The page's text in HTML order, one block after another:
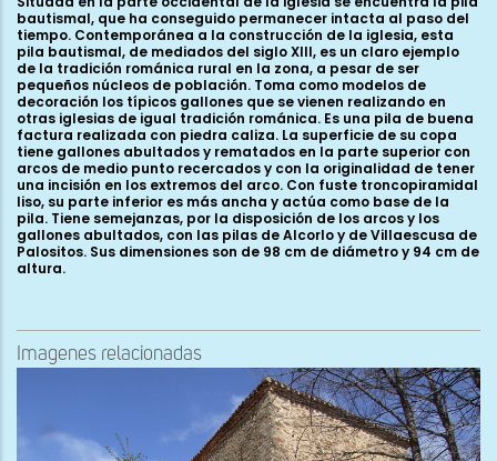
bautismal, que ha conseguido permanecer intacta al paso del
tiempo. Contemporánea a la construcción de la iglesia, esta
pila bautismal, de mediados del siglo XIII, es un claro ejemplo
de la tradición románica rural en la zona, a pesar de ser
pequeños núcleos de población. Toma como modelos de
decoración los típicos gallones que se vienen realizando en
otras iglesias de igual tradición románica. Es una pila de buena
factura realizada con piedra caliza. La superficie de su copa
tiene gallones abultados y rematados en la parte superior con
arcos de medio punto recercados y con la originalidad de tener
una incisión en los extremos del arco. Con fuste troncopiramidal
liso, su parte inferior es más ancha y actúa como base de la
pila. Tiene semejanzas, por la disposición de los arcos y los
gallones abultados, con las pilas de Alcorlo y de Villaescusa de
Palositos. Sus dimensiones son de 98 cm de diámetro y 94 cm de
altura.
Imagenes relacionadas